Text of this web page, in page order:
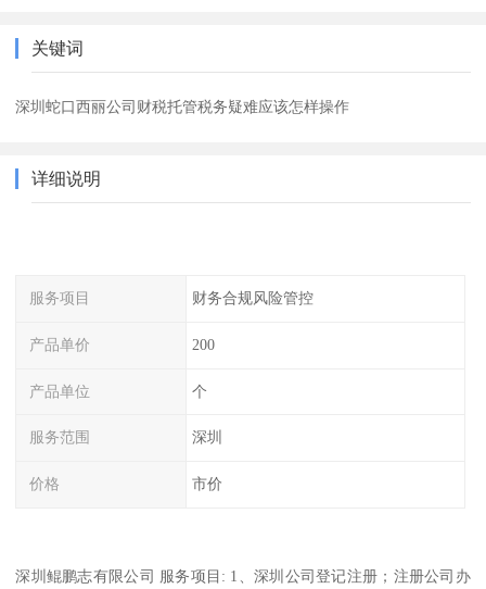
关键词
深圳蛇口西丽公司财税托管税务疑难应该怎样操作
详细说明
服务项目 财务合规风险管控
产品单价 200
产品单位 个
服务范围 深圳
价格 市价
深圳鲲鹏志有限公司 服务项目: 1、深圳公司登记注册；注册公司办